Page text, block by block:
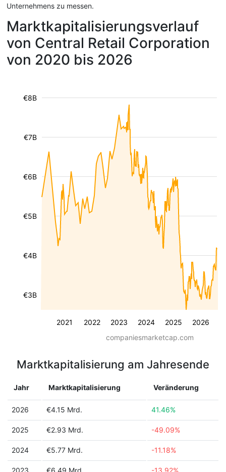
Unternehmens zu messen.
Marktkapitalisierungsverlauf
von Central Retail Corporation
von 2020 bis 2026
2021 2022 2023 2024 2025 2026
€3B
€4B
€5B
€6B
€7B
€8B
companiesmarketcap.com
Marktkapitalisierung am Jahresende
Jahr Marktkapitalisierung Veränderung
2026 €4.15 Mrd. 41.46%
2025 €2.93 Mrd. -49.09%
2024 €5.77 Mrd. -11.18%
2023 €6.49 Mrd. -13.92%